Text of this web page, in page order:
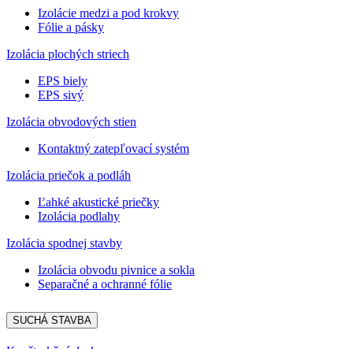
Izolácie medzi a pod krokvy
Fólie a pásky
Izolácia plochých striech
EPS biely
EPS sivý
Izolácia obvodových stien
Kontaktný zatepľovací systém
Izolácia priečok a podláh
Ľahké akustické priečky
Izolácia podlahy
Izolácia spodnej stavby
Izolácia obvodu pivnice a sokla
Separačné a ochranné fólie
SUCHÁ STAVBA